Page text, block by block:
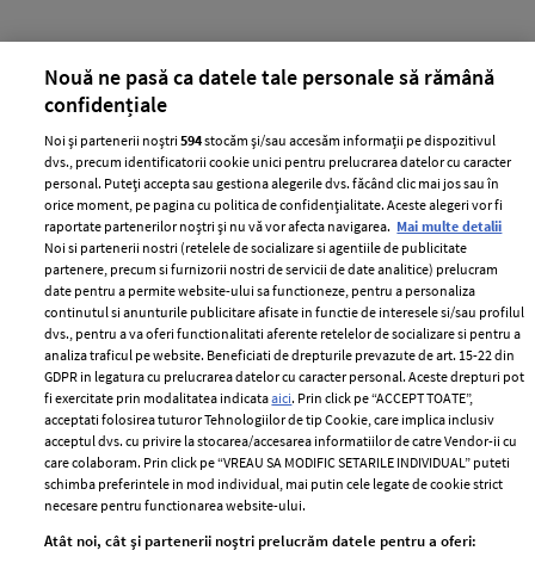
Nouă ne pasă ca datele tale personale să rămână
confidențiale
Noi și partenerii noștri594stocăm și/sau accesăm informații pe dispozitivul
dvs., precum identificatorii cookie unici pentru prelucrarea datelor cu caracter
personal. Puteți accepta sau gestiona alegerile dvs. făcând clic mai jos sau în
orice moment, pe pagina cu politica de confidențialitate. Aceste alegeri vor fi
raportate partenerilor noștri și nu vă vor afecta navigarea. Mai multe detalii
Noi si partenerii nostri (retelele de socializare si agentiile de publicitate
partenere, precum si furnizorii nostri de servicii de date analitice) prelucram
date pentru a permite website-ului sa functioneze, pentru a personaliza
continutul si anunturile publicitare afisate in functie de interesele si/sau profilul
dvs., pentru a va oferi functionalitati aferente retelelor de socializare si pentru a
analiza traficul pe website. Beneficiati de drepturile prevazute de art. 15-22 din
GDPR in legatura cu prelucrarea datelor cu caracter personal. Aceste drepturi pot
fi exercitate prin modalitatea indicataaici. Prin click pe “ACCEPT TOATE”,
acceptati folosirea tuturor Tehnologiilor de tip Cookie, care implica inclusiv
acceptul dvs. cu privire la stocarea/accesarea informatiilor de catre Vendor-ii cu
care colaboram. Prin click pe “VREAU SA MODIFIC SETARILE INDIVIDUAL” puteti
schimba preferintele in mod individual, mai putin cele legate de cookie strict
necesare pentru functionarea website-ului.
Atât noi, cât și partenerii noștri prelucrăm datele pentru a oferi: